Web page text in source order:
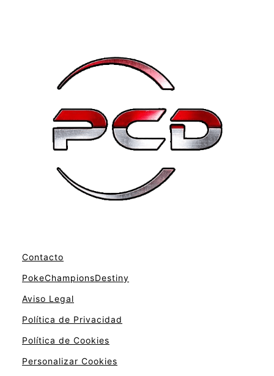
Contacto
PokeChampionsDestiny
Aviso Legal
Política de Privacidad
Política de Cookies
Personalizar Cookies